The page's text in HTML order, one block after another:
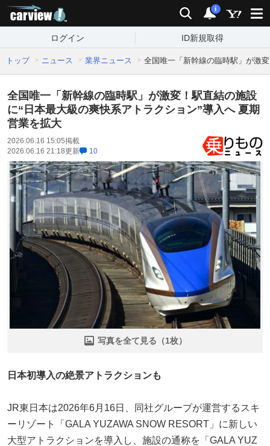
検索 通知
i
ログイン ID新規取得
トップ ニュース 業界ニュース 全国唯一「新幹線の臨時駅」が激
全国唯一「新幹線の臨時駅」が激変！駅直結の施設
に“日本最大級の爽快系アトラクション”導入へ 夏期
営業を拡大
2026.06.16 15:05掲載
2026.06.16 21:18更新 10
写真を全て見る（1枚）
日本初導入の絶景アトラクションも
JR東日本は2026年6月16日、同社グループが運営するスキ
ーリゾート「GALA YUZAWA SNOW RESORT」に新しい
大型アトラクションを導入し、施設の通称を「GALA YUZ